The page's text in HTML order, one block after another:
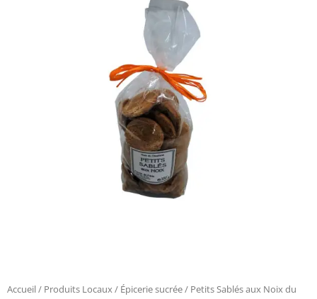
Accueil/ Produits Locaux/ Épicerie sucrée/ Petits Sablés aux Noix du